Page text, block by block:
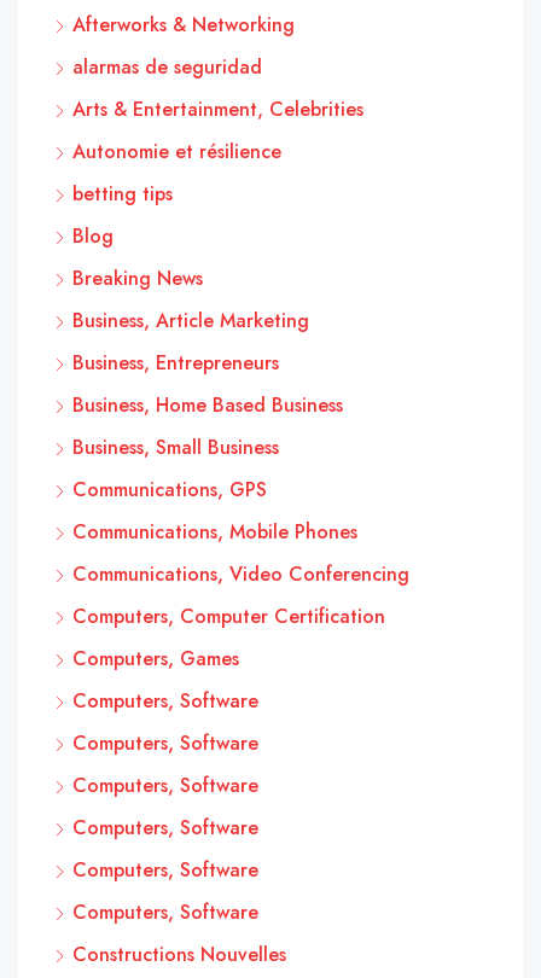
Afterworks & Networking
alarmas de seguridad
Arts & Entertainment, Celebrities
Autonomie et résilience
betting tips
Blog
Breaking News
Business, Article Marketing
Business, Entrepreneurs
Business, Home Based Business
Business, Small Business
Communications, GPS
Communications, Mobile Phones
Communications, Video Conferencing
Computers, Computer Certification
Computers, Games
Computers, Software
Computers, Software
Computers, Software
Computers, Software
Computers, Software
Computers, Software
Constructions Nouvelles